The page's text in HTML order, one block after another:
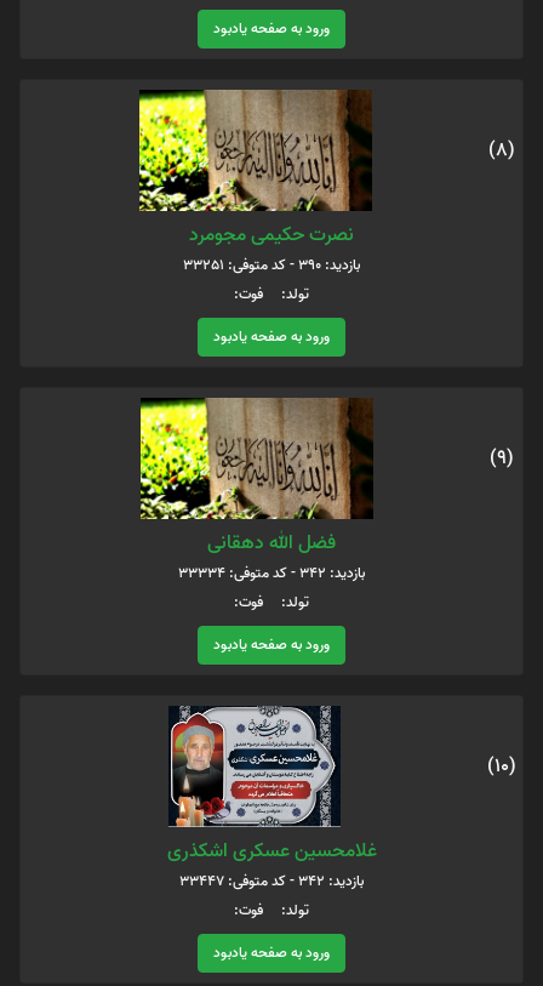
ورود به صفحه یادبود
(8)
نصرت حکیمی مجومرد
بازدید: 390 - کد متوفی: 33251
تولد: فوت:
ورود به صفحه یادبود
(9)
فضل الله دهقانی
بازدید: 342 - کد متوفی: 33334
تولد: فوت:
ورود به صفحه یادبود
(10)
غلامحسین عسکری اشکذری
بازدید: 342 - کد متوفی: 33447
تولد: فوت:
ورود به صفحه یادبود